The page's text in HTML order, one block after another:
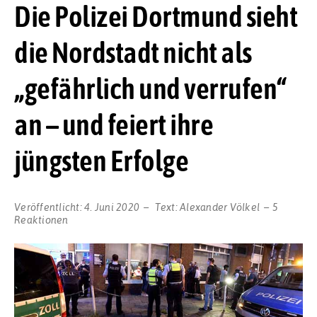
Die Polizei Dortmund sieht
die Nordstadt nicht als
„gefährlich und verrufen“
an – und feiert ihre
jüngsten Erfolge
Veröffentlicht:4. Juni 2020 Text:Alexander Völkel
5
Reaktionen